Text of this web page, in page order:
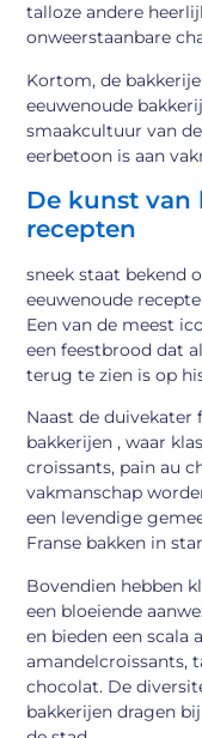
talloze andere
onweerstaanbare
Kortom, de
eeuwenoude
smaakcultuur van
eerbetoon is aan
De kunst van
recepten
sneek staat bekend
eeuwenoude
Een van de meest
een feestbrood dat
terug te zien is op
Naast de duivekater
bakkerijen , waar
croissants, pain au
vakmanschap
een levendige
Franse bakken in
Bovendien hebben
een bloeiende
en bieden een scala
amandelcroissants,
chocolat. De
bakkerijen dragen